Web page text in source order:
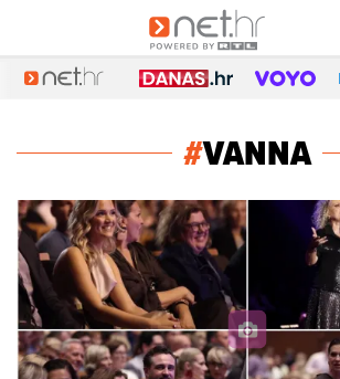
#VANNA